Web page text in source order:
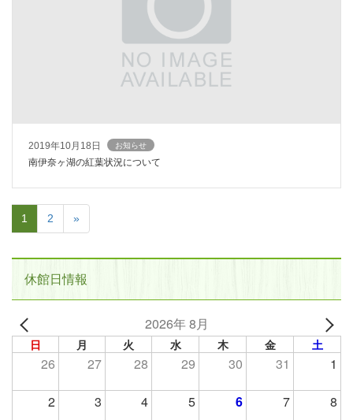
2019年10月18日 お知らせ
南伊奈ヶ湖の紅葉状況について
1 2 »
休館日情報
2026年 8月
日 月 火 水 木 金 土
26 27 28 29 30 31 1
2 3 4 5 6 7 8